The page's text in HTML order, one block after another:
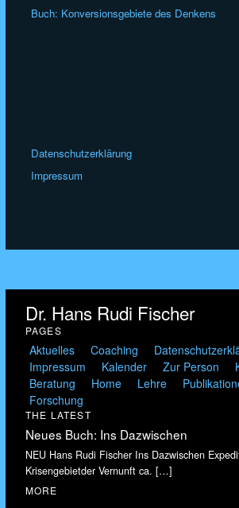
Buch: Konversionsgebiete des Denkens
Datenschutzerklärung
Impressum
Dr. Hans Rudi Fischer
PAGES
Aktuelles Coaching
Impressum
Kalender Zur Person
Beratung
Home Lehre
Forschung
THE LATEST
Neues Buch: Ins Dazwischen
NEU Hans Rudi Fischer Ins Dazwischen
Krisengebietder Vernunft ca. […]
MORE